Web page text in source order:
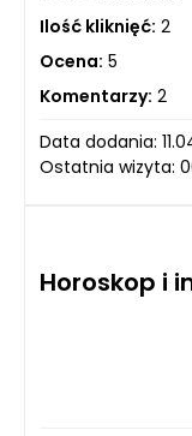
Ilość kliknięć: 2
Ocena: 5
Komentarzy: 2
Data dodania:
Ostatnia wizyta:
Horoskop i